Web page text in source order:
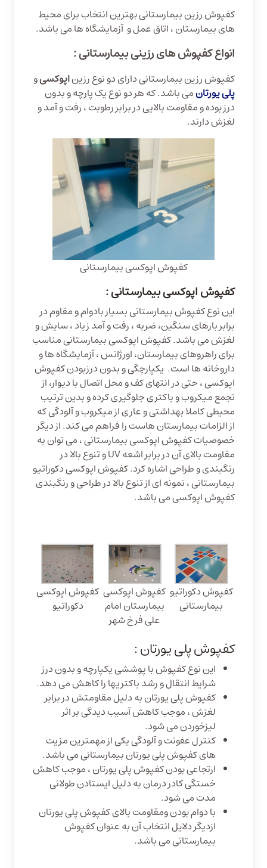
کفپوش رزین بیمارستانی بهترین انتخاب برای محیط
های بیمارستان ، اتاق عمل و آزمایشگاه ها می باشد.
انواع کفپوش های رزینی بیمارستانی :
کفپوش رزین بیمارستانی دارای دو نوع رزیناپوکسیو
پلی یورتانمی باشد. که هر دو نوع یک پارچه و بدون
درز بوده و مقاومت بالایی در برابر رطوبت ، رفت و آمد و
لغزش دارند.
کفپوش اپوکسی بیمارستانی
کفپوش اپوکسی بیمارستانی :
این نوع کفپوش بیمارستانی بسیار بادوام و مقاوم در
برابر بارهای سنگین، ضربه ، رفت و آمد زیاد ، سایش و
لغزش می باشد. کفپوش اپوکسی بیمارستانی مناسب
برای راهروهای بیمارستان، اورژانس ، آزمایشگاه ها و
داروخانه ها است. یکپارچگی و بدون درزبودن کفپوش
اپوکسی ، حتی در انتهای کف و محل اتصال با دیوار، از
تجمع میکروب و باکتری جلوگیری کرده و بدین ترتیب
محیطی کاملا بهداشتی و عاری از میکروب و آلودگی که
از الزامات بیمارستان هاست را فراهم می کند. از دیگر
خصوصیات کفپوش اپوکسی بیمارستانی ، می توان به
مقاومت بالای آن در برابر اشعه UV و تنوع بالا در
رنگبندی و طراحی اشاره کرد. کفپوش اپوکسی دکوراتیو
بیمارستانی ، نمونه ای از تنوع بالا در طراحی و رنگبندی
کفپوش اپوکسی می باشد.
کفپوش دکوراتیو
بیمارستانی
کفپوش اپوکسی
بیمارستان امام
علی فرخ شهر
کفپوش اپوکسی
دکوراتیو
کفپوش پلی یورتان :
این نوع کفپوش با پوششی یکپارچه و بدون درز
شرایط انتقال و رشد باکتریها را کاهش می دهد.
کفپوش پلی یورتان به دلیل مقاومتش در برابر
لغزش ، موجب کاهش آسیب دیدگی بر اثر
لیزخوردن می شود.
کنترل عفونت و آلودگی یکی از مهمترین مزیت
های کفپوش پلی یورتان بیمارستانی می باشد.
ارتجاعی بودن کفپوش پلی یورتان ، موجب کاهش
خستگی کادر درمان به دلیل ایستادن طولانی
مدت می شود.
با دوام بودن ومقاومت بالای کفپوش پلی یورتان
ازدیگر دلایل انتخاب آن به عنوان کفپوش
بیمارستانی می باشد.